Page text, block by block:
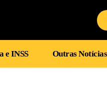
e INSS Outras Notícias